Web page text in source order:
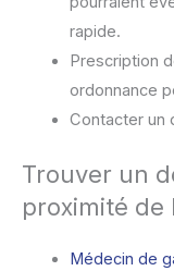
rapide.
Prescription
ordonnance
Contacter un
Trouver un
proximité de
Médecin de